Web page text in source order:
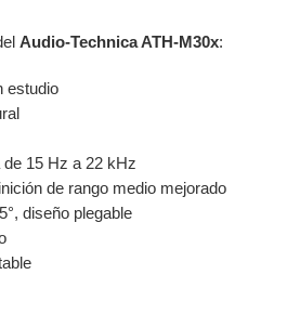
Audio-Technica ATH-M30x:
estudio
15 Hz a 22 kHz
de rango medio mejorado
diseño plegable